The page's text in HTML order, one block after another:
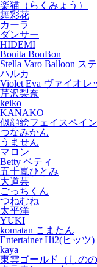
楽猫（らくみょう）
舞彩花
カーラ
ダンサー
HIDEMI
Bonita BonBon
Stella Varo Balloon ス
ハルカ
Violet Eva ヴァイオ
芹沢梨奈
keiko
KANAKO
似顔絵フェイスペイ
つなみかん
うません
マロン
Betty ベティ
五十嵐ひとみ
大道芸
ごっちくん
つねむね
太平洋
YUKI
komatan こまたん
Entertainer Hi2(ヒッツ)
kaya
東雲ゴールド（しの